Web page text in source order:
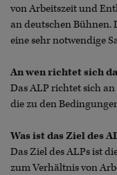
von Arbeitszeit und
an deutschen Bühnen.
eine sehr notwendige
An wen richtet sich
Das ALP richtet sich
die zu den
Was ist das Ziel des
Das Ziel des ALPs ist
zum Verhältnis von